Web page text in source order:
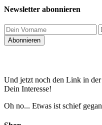
Newsletter abonnieren
Und jetzt noch den Link in
Dein Interesse!
Oh no... Etwas ist schief